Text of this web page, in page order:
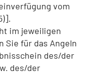
vom
im jeweiligen
Sie für das Angeln
des/der
des/der